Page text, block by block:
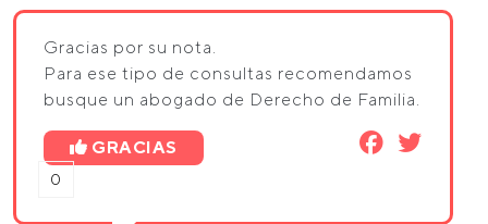
Gracias por su nota.
Para ese tipo de consultas recomendamos
busque un abogado de Derecho de Familia.
GRACIAS
0